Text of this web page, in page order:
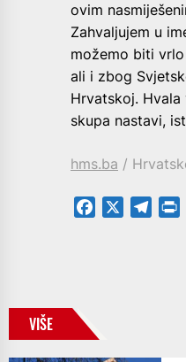
ovim
Zahvaljujem u
možemo biti
ali i zbog
Hrvatskoj. Hvala
skupa nastavi,
hms.ba /
Facebook
VIŠE